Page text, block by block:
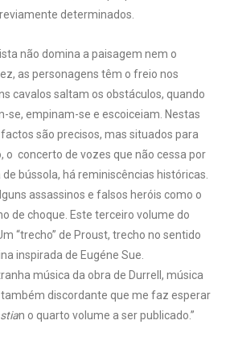
determinados.
não domina a paisagem nem o
as personagens têm o freio nos
cavalos saltam os obstáculos, quando
se, empinam-se e escoiceiam. Nestas
são precisos, mas situados para
o concerto de vozes que não cessa por
bússola, há reminiscências históricas.
assassinos e falsos heróis como o
de choque. Este terceiro volume do
“trecho” de Proust, trecho no sentido
inspirada de Eugéne Sue.
música da obra de Durrell, música
discordante que me faz esperar
n o quarto volume a ser publicado.”